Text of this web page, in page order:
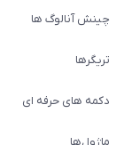
چینش آنالوگ ها
تریگرها
دکمه های حرفه ای
ماژول‌ها